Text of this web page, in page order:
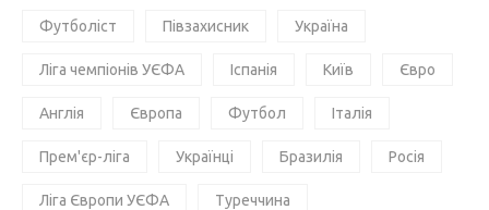
Футболіст Півзахисник Україна
Ліга чемпіонів УЄФА Іспанія Київ Євро
Англія Європа Футбол Італія
Прем'єр-ліга Українці Бразилія Росія
Ліга Європи УЄФА Туреччина